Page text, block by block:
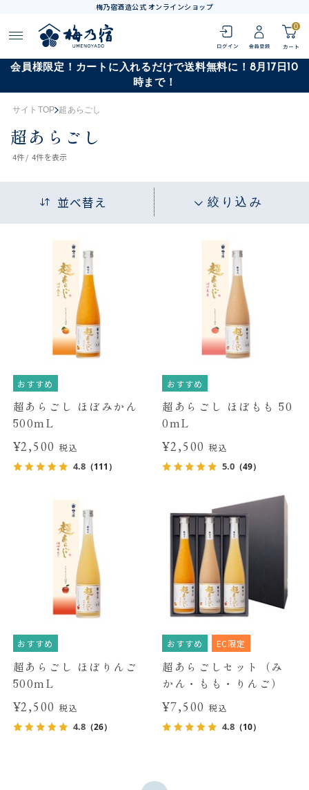
梅乃宿酒造公式 オンラインショップ
0
会員様限定！カートに入れるだけで送料無料に！8月17日10
時まで！
サイトTOP 超あらごし
超あらごし
4件 / 4件を表示
並べ替え 絞り込み
おすすめ
超あらごし ほぼみかん
500mL
¥2,500税込
4.8（111）
おすすめ
超あらごし ほぼもも 50
0mL
¥2,500 税込
5.0 （49）
おすすめ
超あらごし ほぼりんご
500mL
¥2,500税込
4.8（26）
おすすめ EC限定
超あらごしセット（み
かん・もも・りんご）
¥7,500 税込
4.8 （10）